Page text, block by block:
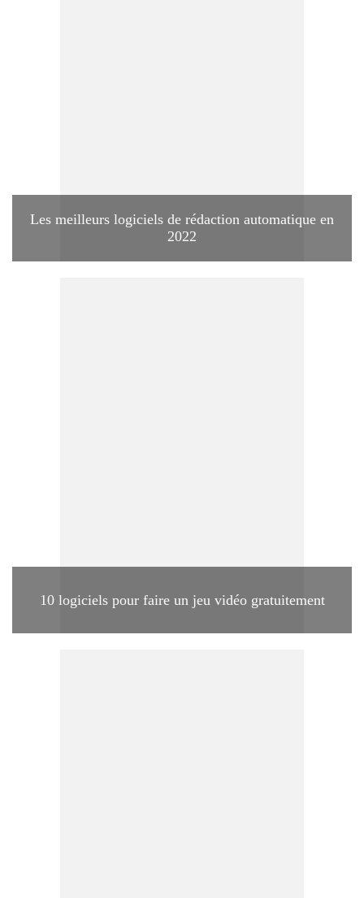
Les meilleurs logiciels de rédaction automatique en
2022
10 logiciels pour faire un jeu vidéo gratuitement